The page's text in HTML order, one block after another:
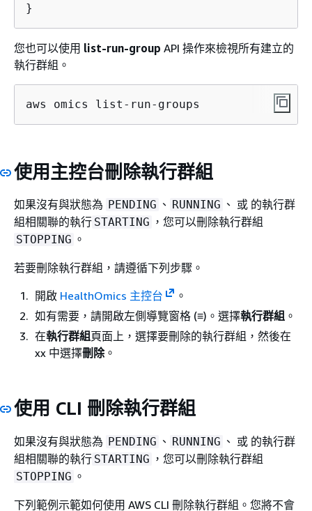
}
您也可以使用 list-run-group API 操作來檢視所有建立的
執行群組。
aws omics list-run-groups
使用主控台刪除執行群組
如果沒有與狀態為 PENDING 、 RUNNING 、 或 的執行群
組相關聯的執行 STARTING ，您可以刪除執行群組
STOPPING 。
若要刪除執行群組，請遵循下列步驟。
開啟 HealthOmics 主控台
。
如有需要，請開啟左側導覽窗格 (≡)。選擇執行群組 。
在執行群組頁面上，選擇要刪除的執行群組，然後在
xx 中選擇刪除。
使用 CLI 刪除執行群組
如果沒有與狀態為 PENDING 、 RUNNING 、 或 的執行群
組相關聯的執行 STARTING ，您可以刪除執行群組
STOPPING 。
下列範例示範如何使用 AWS CLI 刪除執行群組。您將不會